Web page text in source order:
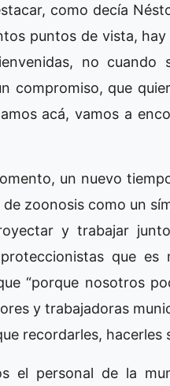
como decía
puntos de vista,
no cuando
compromiso, que
acá, vamos a
un nuevo
zoonosis como un
y trabajar
que es
“porque nosotros
y trabajadoras
recordarles, hacerles
el personal de la